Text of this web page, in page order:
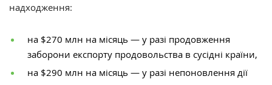
надходження:
на $270 млн на місяць — у разі продовження
заборони експорту продовольства в сусідні країни,
на $290 млн на місяць — у разі непоновлення дії